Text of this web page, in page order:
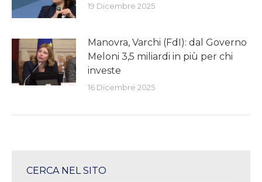
19 Dicembre 2025
Manovra, Varchi (FdI): dal Governo
Meloni 3,5 miliardi in più per chi
investe
16 Dicembre 2025
CERCA NEL SITO